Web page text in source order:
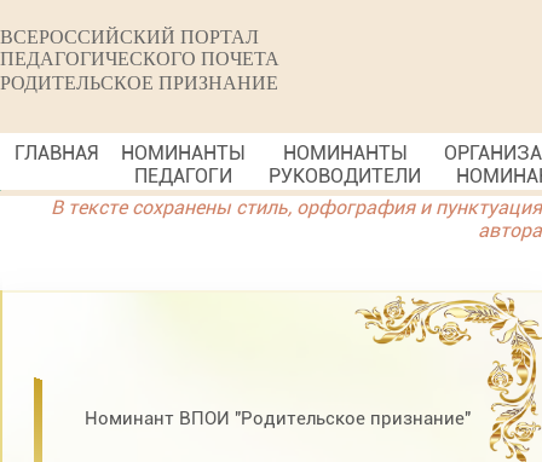
ВСЕРОССИЙСКИЙ ПОРТАЛ
ПЕДАГОГИЧЕСКОГО ПОЧЕТА
РОДИТЕЛЬСКОЕ ПРИЗНАНИЕ
ГЛАВНАЯ
НОМИНАНТЫ
ПЕДАГОГИ
НОМИНАНТЫ
РУКОВОДИТЕЛИ
В тексте сохранены стиль, орфография и пунктуация
автора
Номинант ВПОИ "Родительское признание"